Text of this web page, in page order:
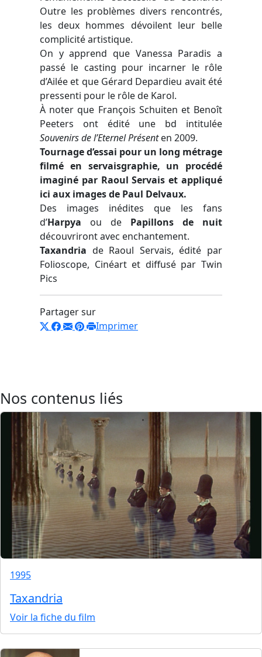
Outre les problèmes divers rencontrés,
les deux hommes dévoilent leur belle
complicité artistique.
On y apprend que Vanessa Paradis a
passé le casting pour incarner le rôle
d’Ailée et que Gérard Depardieu avait été
pressenti pour le rôle de Karol.
À noter que François Schuiten et Benoît
Peeters ont édité une bd intitulée
Souvenirs de l’Eternel Présenten 2009.
Tournage d’essai pour un long métrage
filmé en servaisgraphie, un procédé
imaginé par Raoul Servais et appliqué
ici aux images de Paul Delvaux.
Des images inédites que les fans
d’Harpya ou de Papillons de nuit
découvriront avec enchantement.
Taxandria de Raoul Servais, édité par
Folioscope, Cinéart et diffusé par Twin
Pics
Partager sur
Imprimer
Nos contenus liés
1995
Taxandria
Voir la fiche du film